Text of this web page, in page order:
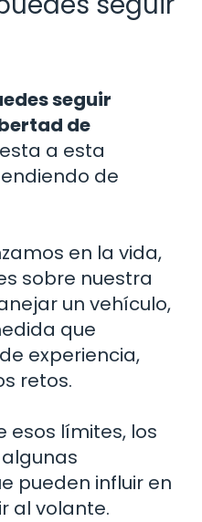
seguir
de
a esta
de
en la vida,
sobre nuestra
un vehículo,
que
experiencia,
retos.
esos límites, los
pueden influir en
al volante.